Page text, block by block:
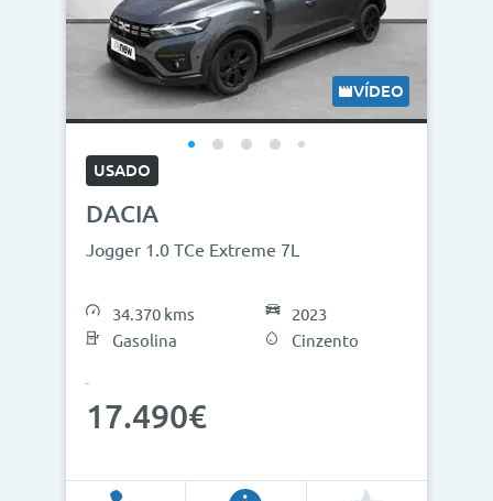
VÍDEO
USADO
DACIA
Jogger 1.0 TCe Extreme 7L
34.370 kms
Gasolina
2023
Cinzento
17.490€